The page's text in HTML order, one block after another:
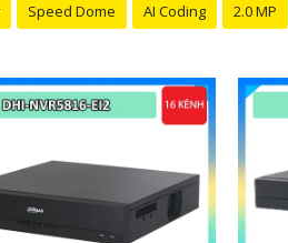
Speed Dome AI Coding 2.0 MP